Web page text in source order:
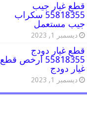
قطع غيار جيب
55818355 سكراب
جيب مستعمل
ديسمبر 1, 2023
قطع غيار دودج
55818355 ارخص قطع
غيار دودج
ديسمبر 1, 2023